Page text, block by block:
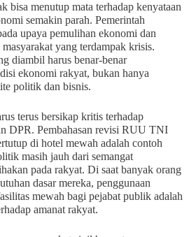
bisa menutup mata terhadap kenyataan
semakin parah. Pemerintah
upaya pemulihan ekonomi dan
yang terdampak krisis.
diambil harus benar-benar
ekonomi rakyat, bukan hanya
politik dan bisnis.
terus bersikap kritis terhadap
DPR. Pembahasan revisi RUU TNI
di hotel mewah adalah contoh
masih jauh dari semangat
pada rakyat. Di saat banyak orang
dasar mereka, penggunaan
mewah bagi pejabat publik adalah
amanat rakyat.